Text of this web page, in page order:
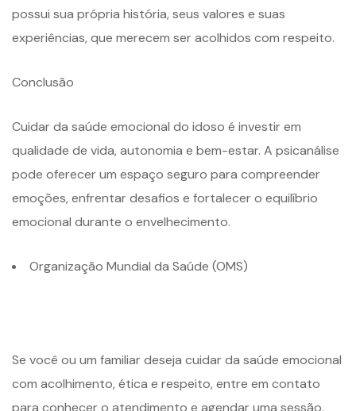
possui sua própria história, seus valores e suas
experiências, que merecem ser acolhidos com respeito.
Conclusão
Cuidar da saúde emocional do idoso é investir em
qualidade de vida, autonomia e bem-estar. A psicanálise
pode oferecer um espaço seguro para compreender
emoções, enfrentar desafios e fortalecer o equilíbrio
emocional durante o envelhecimento.
Organização Mundial da Saúde (OMS)
Se você ou um familiar deseja cuidar da saúde emocional
com acolhimento, ética e respeito, entre em contato
para conhecer o atendimento e agendar uma sessão.